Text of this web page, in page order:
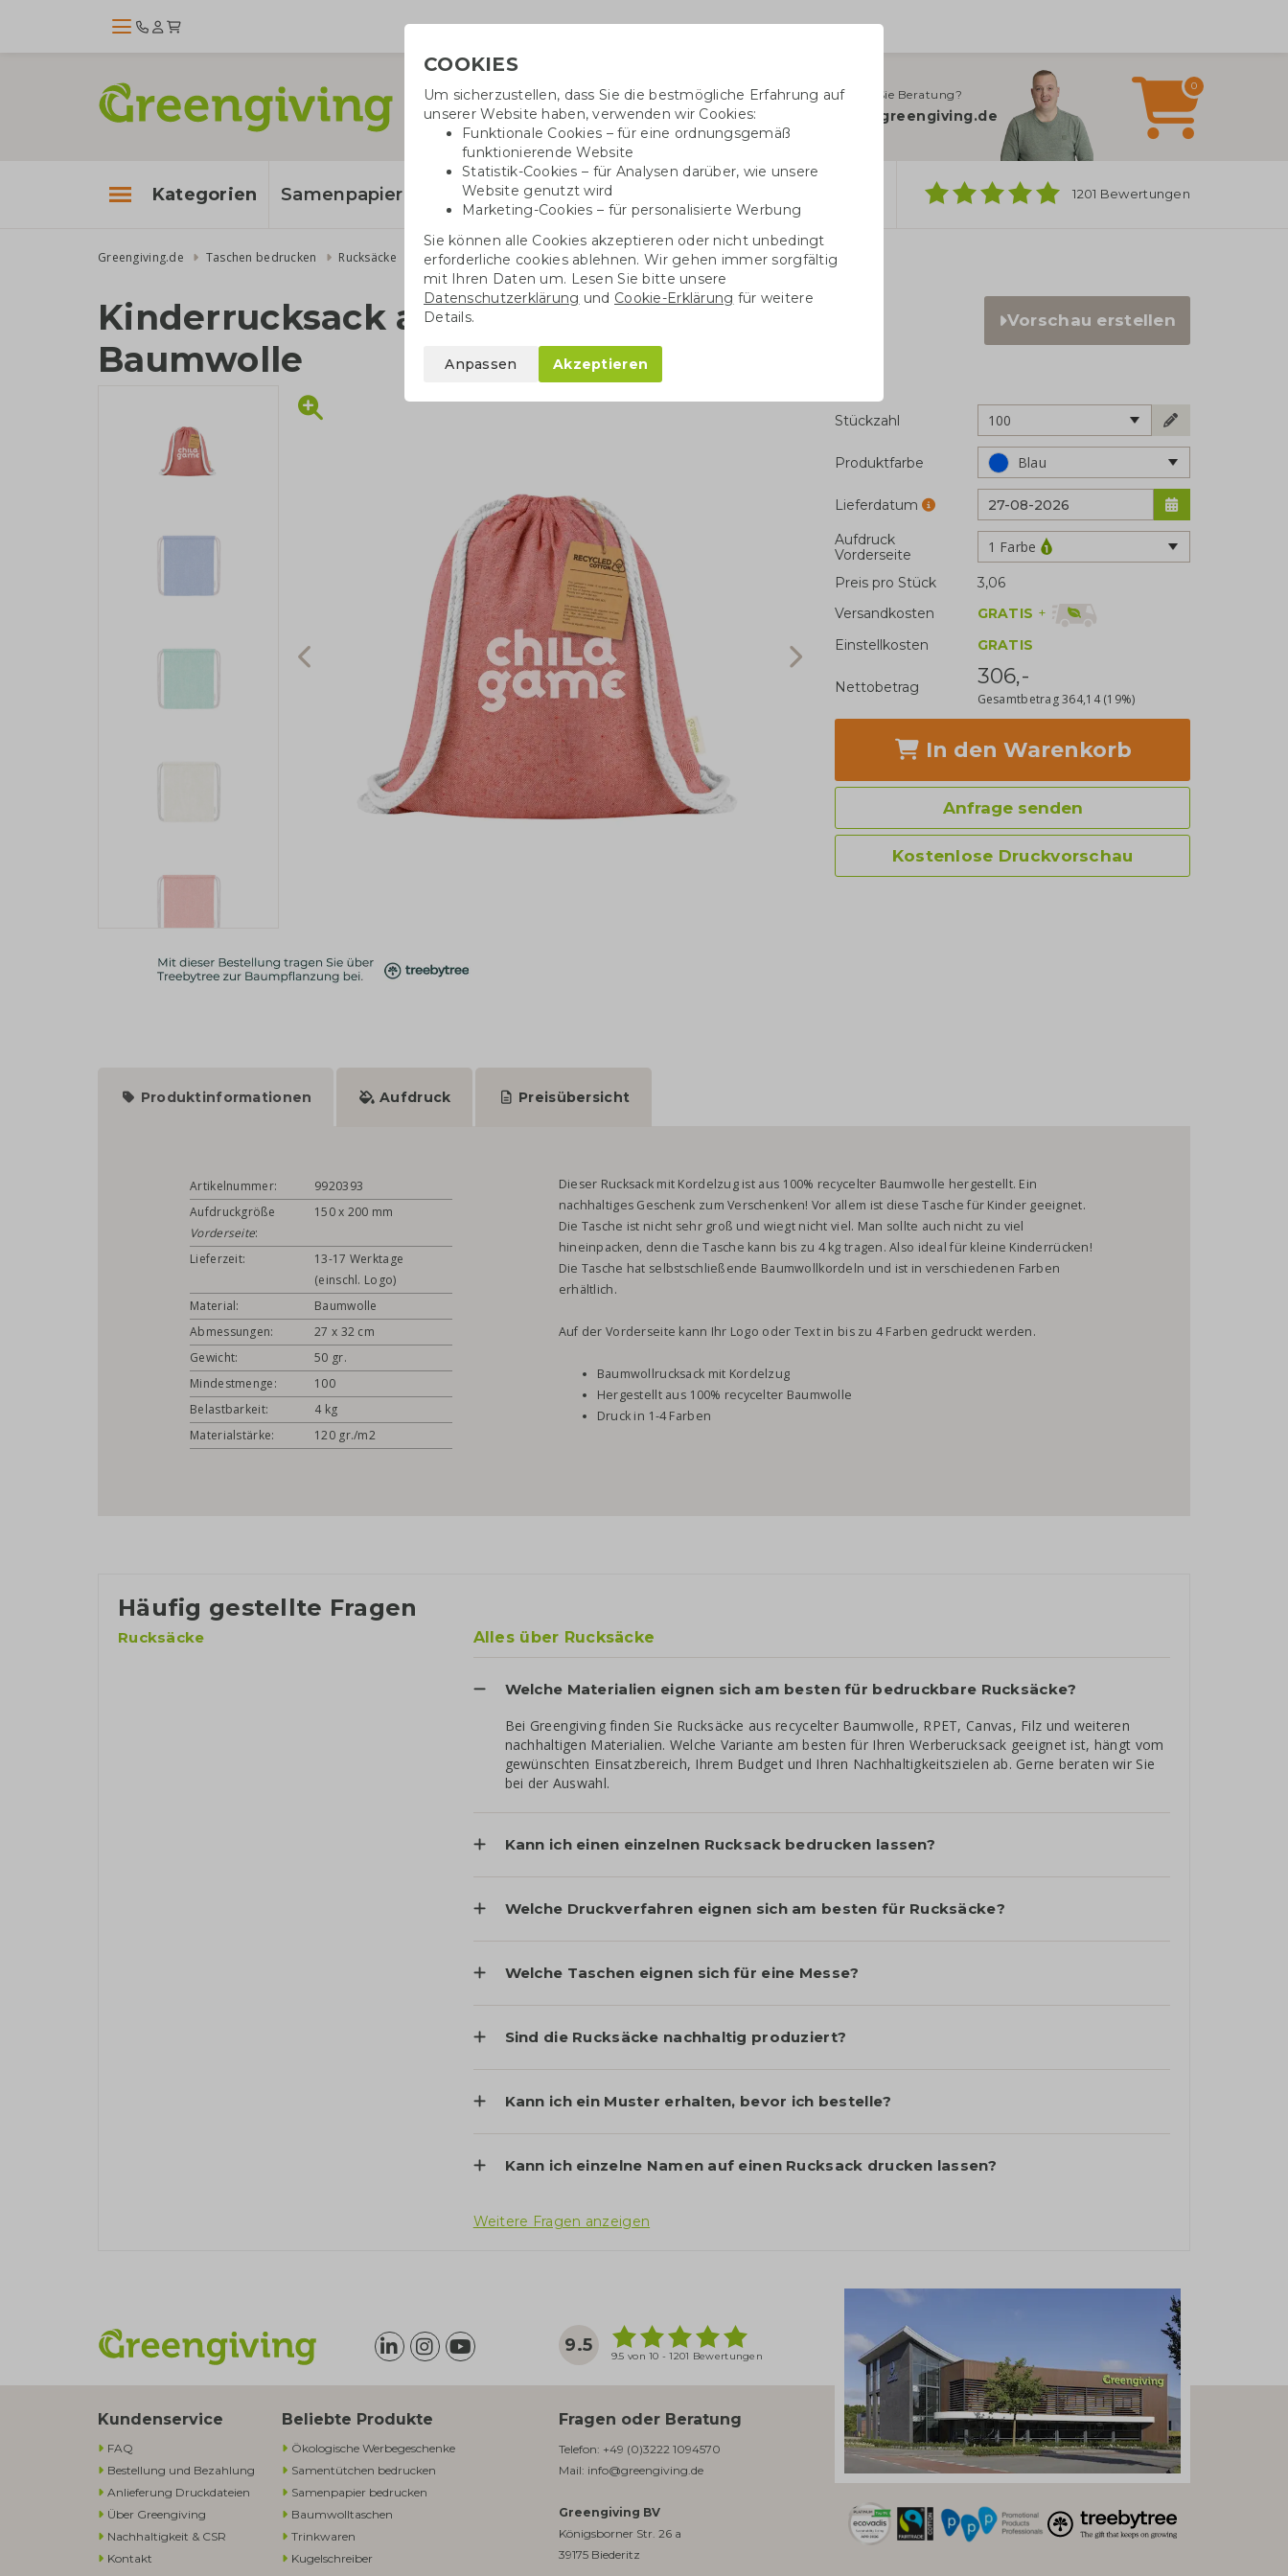
Benötigen Sie Beratung?
info@greengiving.de
0
Kategorien Samenpapier Baumwolltaschen 1201 Bewertungen
Greengiving.de Taschen bedrucken Rucksäcke Kinderrucksack aus recycelter Baumwolle
Kinderrucksack aus recycelter
Baumwolle
Vorschau erstellen
Stückzahl 100
Produktfarbe Blau
Lieferdatum
Aufdruck
Vorderseite
1 Farbe
Preis pro Stück
3,06
Versandkosten
GRATIS +
Einstellkosten
GRATIS
Nettobetrag 306,-
Gesamtbetrag364,14 (19%)
In den Warenkorb
Anfrage senden
Kostenlose Druckvorschau
Produktinformationen Aufdruck Preisübersicht
Artikelnummer:
9920393
Aufdruckgröße
Vorderseite:
150 x 200 mm
Lieferzeit:
13-17 Werktage
(einschl. Logo)
Material:
Baumwolle
Abmessungen:
27 x 32 cm
Gewicht:
50 gr.
Mindestmenge:
100
Belastbarkeit:
4 kg
Materialstärke:
120 gr./m2
Dieser Rucksack mit Kordelzug ist aus 100% recycelter Baumwolle hergestellt. Ein
nachhaltiges Geschenk zum Verschenken! Vor allem ist diese Tasche für Kinder geeignet.
Die Tasche ist nicht sehr groß und wiegt nicht viel. Man sollte auch nicht zu viel
hineinpacken, denn die Tasche kann bis zu 4 kg tragen. Also ideal für kleine Kinderrücken!
Die Tasche hat selbstschließende Baumwollkordeln und ist in verschiedenen Farben
erhältlich.
Auf der Vorderseite kann Ihr Logo oder Text in bis zu 4 Farben gedruckt werden.
Baumwollrucksack mit Kordelzug
Hergestellt aus 100% recycelter Baumwolle
Druck in 1-4 Farben
Häufig gestellte Fragen
Rucksäcke Alles über Rucksäcke
Welche Materialien eignen sich am besten für bedruckbare Rucksäcke?
Bei Greengiving finden Sie Rucksäcke aus recycelter Baumwolle, RPET, Canvas, Filz und weiteren
nachhaltigen Materialien. Welche Variante am besten für Ihren Werberucksack geeignet ist, hängt vom
gewünschten Einsatzbereich, Ihrem Budget und Ihren Nachhaltigkeitszielen ab. Gerne beraten wir Sie
bei der Auswahl.
Kann ich einen einzelnen Rucksack bedrucken lassen?
Welche Druckverfahren eignen sich am besten für Rucksäcke?
Welche Taschen eignen sich für eine Messe?
Sind die Rucksäcke nachhaltig produziert?
Kann ich ein Muster erhalten, bevor ich bestelle?
Kann ich einzelne Namen auf einen Rucksack drucken lassen?
Weitere Fragen anzeigen
9.5
9.5 von 10 - 1201 Bewertungen
Kundenservice
FAQ
Bestellung und Bezahlung
Anlieferung Druckdateien
Über Greengiving
Nachhaltigkeit & CSR
Kontakt
Beliebte Produkte
Ökologische Werbegeschenke​
Samentütchen bedrucken
Samenpapier bedrucken
Baumwolltaschen​
Trinkwaren
Kugelschreiber
Fragen oder Beratung
Telefon: +49 (0)3222 1094570
Mail: info@greengiving.de
Greengiving BV
Königsborner Str. 26 a
39175 Biederitz
COOKIES
Um sicherzustellen, dass Sie die bestmögliche Erfahrung auf
unserer Website haben, verwenden wir Cookies:
Funktionale Cookies – für eine ordnungsgemäß
funktionierende Website
Statistik-Cookies – für Analysen darüber, wie unsere
Website genutzt wird
Marketing-Cookies – für personalisierte Werbung
Sie können alle Cookies akzeptieren oder nicht unbedingt
erforderliche cookies ablehnen. Wir gehen immer sorgfältig
mit Ihren Daten um. Lesen Sie bitte unsere
Datenschutzerklärung und Cookie-Erklärung für weitere
Details.
Anpassen Akzeptieren